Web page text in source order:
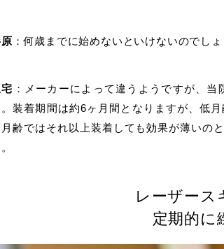
：何歳までに始めないといけないのでしょ
：メーカーによって違うようですが、
装着期間は約6ヶ月間となりますが、低
齢ではそれ以上装着しても効果が薄いの
レーザース
定期的に